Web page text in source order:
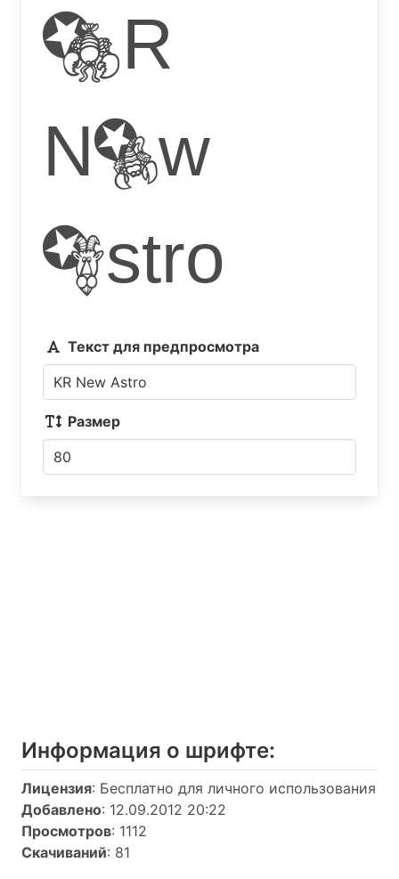
KR
New
Astro
Текст для предпросмотра
Размер
Информация о шрифтe:
Лицензия: Бесплатно для личного использования
Добавлено: 12.09.2012 20:22
Просмотров: 1112
Скачиваний: 81